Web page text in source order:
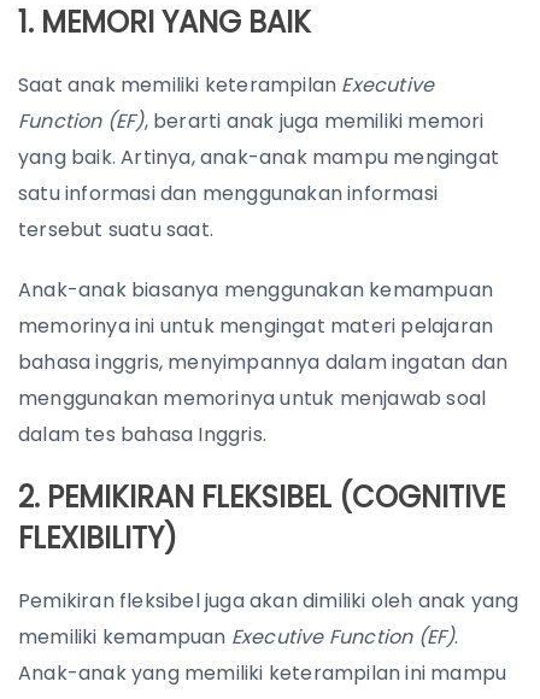
1. MEMORI YANG BAIK
Saat anak memiliki keterampilan Executive
Function (EF), berarti anak juga memiliki memori
yang baik. Artinya, anak-anak mampu mengingat
satu informasi dan menggunakan informasi
tersebut suatu saat.
Anak-anak biasanya menggunakan kemampuan
memorinya ini untuk mengingat materi pelajaran
bahasa inggris, menyimpannya dalam ingatan dan
menggunakan memorinya untuk menjawab soal
dalam tes bahasa Inggris.
2. PEMIKIRAN FLEKSIBEL (COGNITIVE
FLEXIBILITY)
Pemikiran fleksibel juga akan dimiliki oleh anak yang
memiliki kemampuan Executive Function (EF).
Anak-anak yang memiliki keterampilan ini mampu